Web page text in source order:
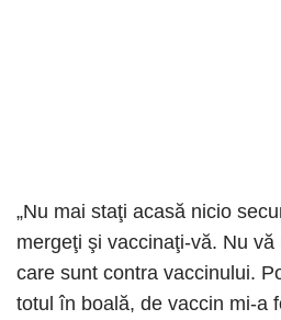
„Nu mai staţi acasă nicio
mergeţi şi vaccinaţi-vă. Nu
care sunt contra vaccinului.
totul în boală, de vaccin mi-a